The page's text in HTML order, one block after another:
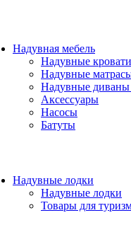
Надувная мебель
Надувные кровати
Надувные
Надувные диваны
Аксессуары
Насосы
Батуты
Надувные лодки
Надувные лодки
Товары для